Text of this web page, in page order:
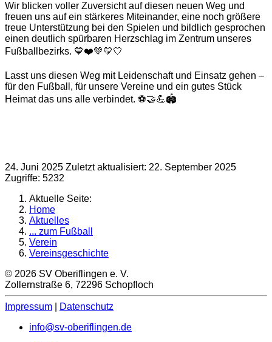
Wir blicken voller Zuversicht auf diesen neuen Weg und
freuen uns auf ein stärkeres Miteinander, eine noch größere
treue Unterstützung bei den Spielen und bildlich gesprochen
einen deutlich spürbaren Herzschlag im Zentrum unseres
Fußballbezirks. 💙❤️💚💛🤍
Lasst uns diesen Weg mit Leidenschaft und Einsatz gehen –
für den Fußball, für unsere Vereine und ein gutes Stück
Heimat das uns alle verbindet. ⚽️🤝💪🏟️
24. Juni 2025 Zuletzt aktualisiert: 22. September 2025
Zugriffe: 5232
Aktuelle Seite:
Home
Aktuelles
... zum Fußball
Verein
Vereinsgeschichte
© 2026 SV Oberiflingen e. V.
Zollernstraße 6, 72296 Schopfloch
Impressum
Datenschutz
info@sv-oberiflingen.de